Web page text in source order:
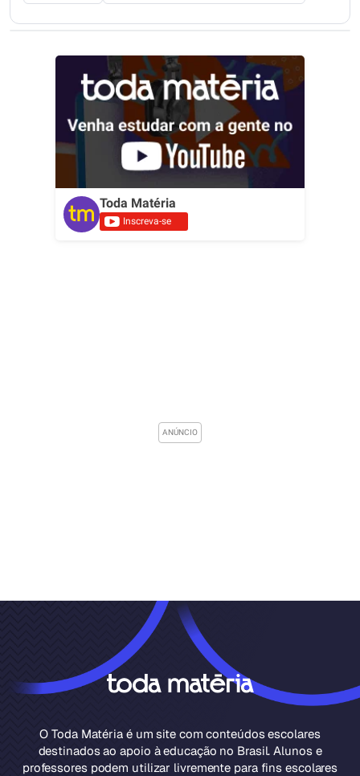
Toda Matéria
Inscreva-se
O Toda Matéria é um site com conteúdos escolares
destinados ao apoio à educação no Brasil. Alunos e
professores podem utilizar livremente para fins escolares